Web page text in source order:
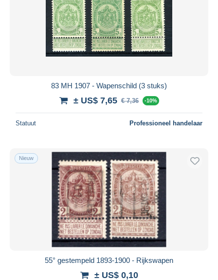
83 MH 1907 - Wapenschild (3 stuks)
± US$ 7,65 € 7,36 -10%
Statuut Professioneel handelaar
Nieuw
55° gestempeld 1893-1900 - Rijkswapen
± US$ 0,10